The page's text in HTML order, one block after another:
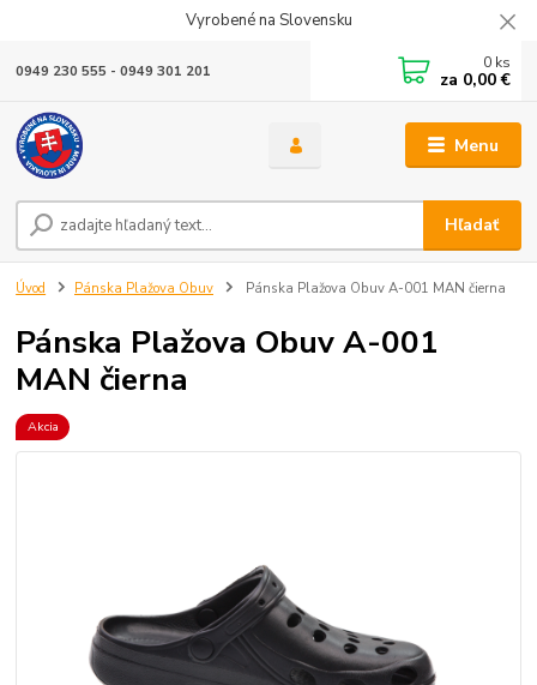
Vyrobené na Slovensku
Menu
Hľadať
0949 230 555 - 0949 301 201 0 ks
za 0,00 €
Úvod Pánska Plažova Obuv Pánska Plažova Obuv A-001 MAN čierna
Pánska Plažova Obuv A-001
MAN čierna
Akcia